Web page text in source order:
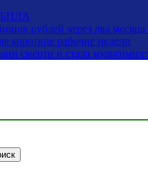
БПЛА
рублей через два
короткие рабочие недели
смерти и стала